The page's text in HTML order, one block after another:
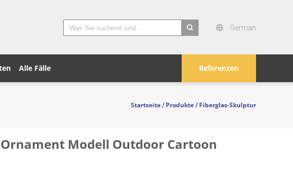
German
Referenzen
Alle Fälle
Startseite /Produkte/Fiberglas-Skulptur
Modell Outdoor Cartoon